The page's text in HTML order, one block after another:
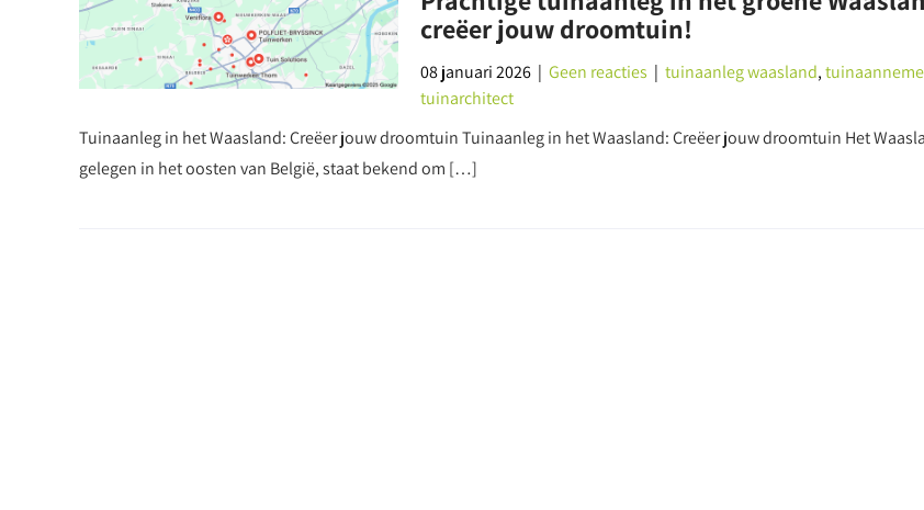
creëer jouw droomtuin!
08 januari 2026 | Geen reacties | tuinaanleg waasland,
tuinarchitect
Tuinaanleg in het Waasland: Creëer jouw droomtuin Tuinaanleg in het Waasland: Creëer jouw droomtuin Het
gelegen in het oosten van België, staat bekend om […]